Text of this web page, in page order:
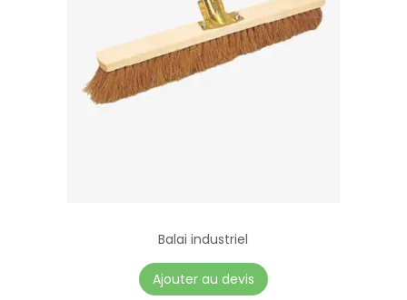
Balai industriel
Ajouter au devis